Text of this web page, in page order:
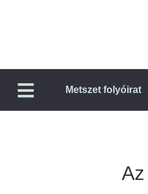
Metszet folyóirat